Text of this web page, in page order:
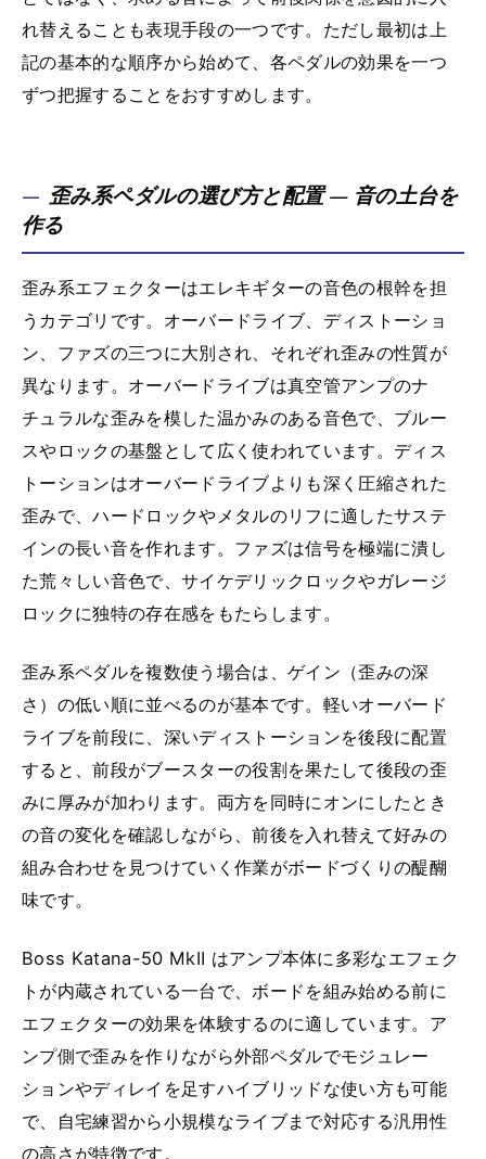
れ替えることも表現手段の一つです。ただし最初は上
記の基本的な順序から始めて、各ペダルの効果を一つ
ずつ把握することをおすすめします。
歪み系ペダルの選び方と配置 — 音の土台を
作る
歪み系エフェクターはエレキギターの音色の根幹を担
うカテゴリです。オーバードライブ、ディストーショ
ン、ファズの三つに大別され、それぞれ歪みの性質が
異なります。オーバードライブは真空管アンプのナ
チュラルな歪みを模した温かみのある音色で、ブルー
スやロックの基盤として広く使われています。ディス
トーションはオーバードライブよりも深く圧縮された
歪みで、ハードロックやメタルのリフに適したサステ
インの長い音を作れます。ファズは信号を極端に潰し
た荒々しい音色で、サイケデリックロックやガレージ
ロックに独特の存在感をもたらします。
歪み系ペダルを複数使う場合は、ゲイン（歪みの深
さ）の低い順に並べるのが基本です。軽いオーバード
ライブを前段に、深いディストーションを後段に配置
すると、前段がブースターの役割を果たして後段の歪
みに厚みが加わります。両方を同時にオンにしたとき
の音の変化を確認しながら、前後を入れ替えて好みの
組み合わせを見つけていく作業がボードづくりの醍醐
味です。
Boss Katana-50 MkII はアンプ本体に多彩なエフェク
トが内蔵されている一台で、ボードを組み始める前に
エフェクターの効果を体験するのに適しています。ア
ンプ側で歪みを作りながら外部ペダルでモジュレー
ションやディレイを足すハイブリッドな使い方も可能
で、自宅練習から小規模なライブまで対応する汎用性
の高さが特徴です。